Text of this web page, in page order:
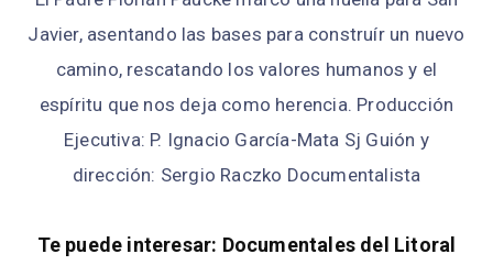
Javier, asentando las bases para construír un nuevo
camino, rescatando los valores humanos y el
espíritu que nos deja como herencia. Producción
Ejecutiva: P. Ignacio García-Mata Sj Guión y
dirección: Sergio Raczko Documentalista
Te puede interesar: Documentales del Litoral